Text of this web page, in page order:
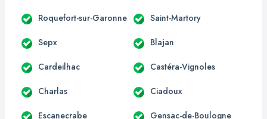
Roquefort-sur-Garonne Saint-Martory
Sepx Blajan
Cardeilhac Castéra-Vignoles
Charlas Ciadoux
Escanecrabe Gensac-de-Boulogne